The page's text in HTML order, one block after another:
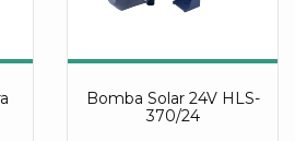
Bomba Solar 24V HLS-
370/24